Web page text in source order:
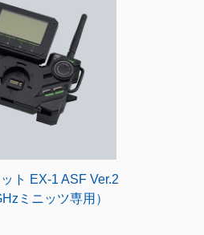
ト EX-1 ASF Ver.2
ミニッツ専用）